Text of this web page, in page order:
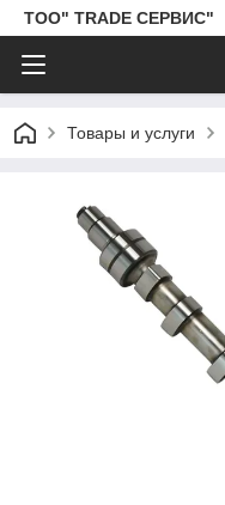
ТОО" TRADE СЕРВИС"
Товары и услуги